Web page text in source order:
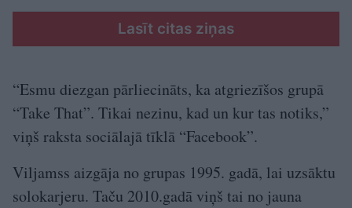
Lasīt citas ziņas
“Esmu diezgan pārliecināts, ka atgriezīšos grupā
“Take That”. Tikai nezinu, kad un kur tas notiks,”
viņš raksta sociālajā tīklā “Facebook”.
Viljamss aizgāja no grupas 1995. gadā, lai uzsāktu
solokarjeru. Taču 2010.gadā viņš tai no jauna